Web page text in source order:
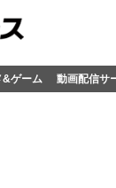
&ゲーム 動画配信サ